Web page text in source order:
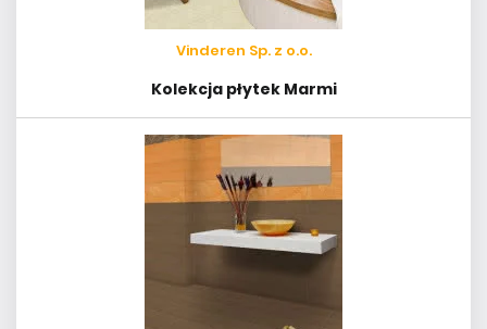
Vinderen Sp. z o.o.
Kolekcja płytek Marmi